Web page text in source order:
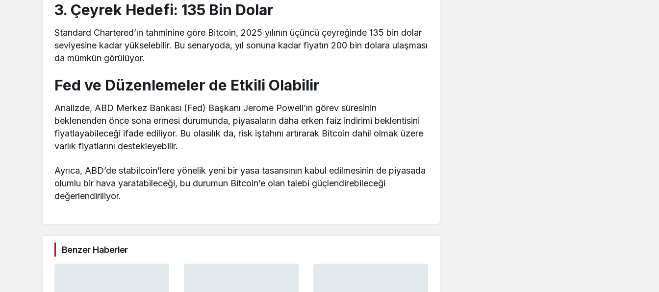
3. Çeyrek Hedefi: 135 Bin Dolar
Standard Chartered’ın tahminine göre Bitcoin, 2025 yılının üçüncü çeyreğinde 135 bin dolar
seviyesine kadar yükselebilir. Bu senaryoda, yıl sonuna kadar fiyatın 200 bin dolara ulaşması
da mümkün görülüyor.
Fed ve Düzenlemeler de Etkili Olabilir
Analizde, ABD Merkez Bankası (Fed) Başkanı Jerome Powell’ın görev süresinin
beklenenden önce sona ermesi durumunda, piyasaların daha erken faiz indirimi beklentisini
fiyatlayabileceği ifade ediliyor. Bu olasılık da, risk iştahını artırarak Bitcoin dahil olmak üzere
varlık fiyatlarını destekleyebilir.
Ayrıca, ABD’de stabilcoin’lere yönelik yeni bir yasa tasarısının kabul edilmesinin de piyasada
olumlu bir hava yaratabileceği, bu durumun Bitcoin’e olan talebi güçlendirebileceği
değerlendiriliyor.
Benzer Haberler